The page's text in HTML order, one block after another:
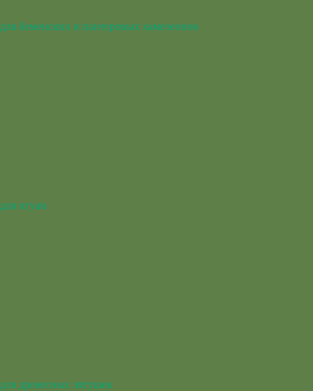
для йеменских и пантеровых хамелеонов
для игуан
для древесных лягушек